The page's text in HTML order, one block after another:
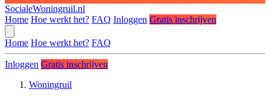
SocialeWoningruil.nl
Home Hoe werkt het? FAQ Inloggen Gratis inschrijven
Home Hoe werkt het? FAQ
Inloggen Gratis inschrijven
Woningruil